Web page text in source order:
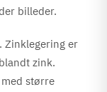
billeder.
Zinklegering er
zink.
større